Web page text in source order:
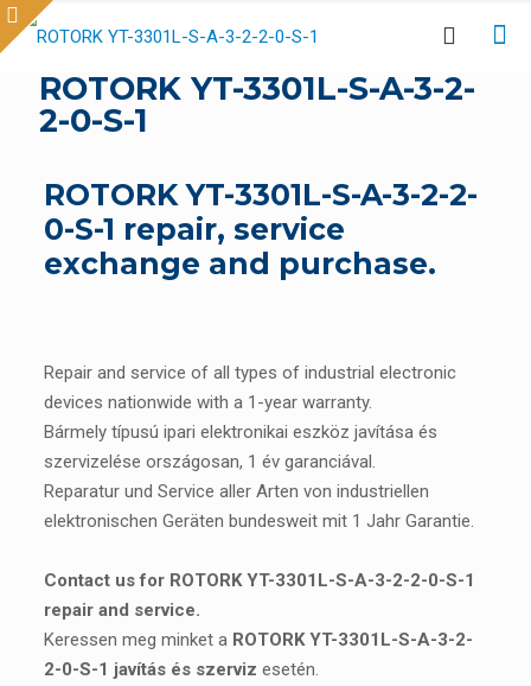
ROTORK YT-3301L-S-A-3-2-
2-0-S-1
ROTORK YT-3301L-S-A-3-2-2-
0-S-1 repair, service
exchange and purchase.
Repair and service of all types of industrial electronic
devices nationwide with a 1-year warranty.
Bármely típusú ipari elektronikai eszköz javítása és
szervizelése országosan, 1 év garanciával.
Reparatur und Service aller Arten von industriellen
elektronischen Geräten bundesweit mit 1 Jahr Garantie.
Contact us for ROTORK YT-3301L-S-A-3-2-2-0-S-1
repair and service.
Keressen meg minket a ROTORK YT-3301L-S-A-3-2-
2-0-S-1 javítás és szerviz esetén.